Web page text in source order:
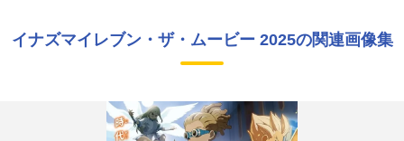
イナズマイレブン・ザ・ムービー 2025の関連画像集